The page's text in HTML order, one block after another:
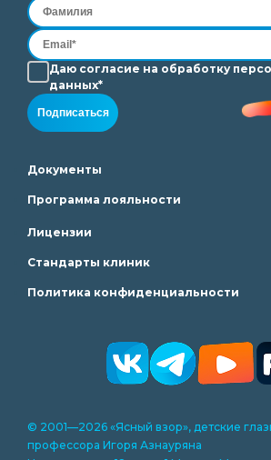
Даю согласие на обработку
данных*
Подписаться
Документы
Программа лояльности
Лицензии
Стандарты клиник
Политика конфиденциальности
© 2001—2026 «Ясный взор», детские
профессора Игоря Азнауряна